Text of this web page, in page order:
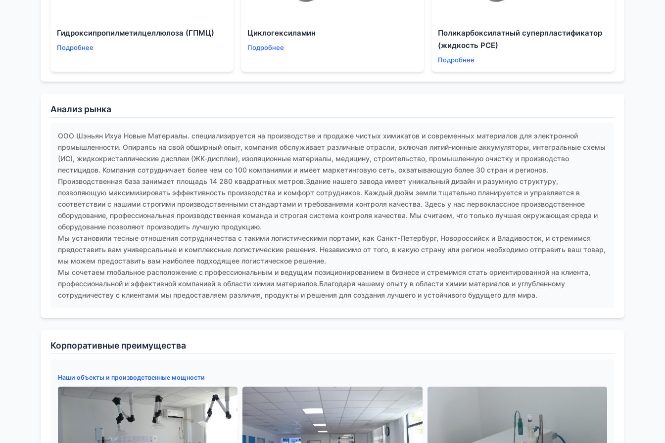
Гидроксипропилметилцеллюлоза (ГПМЦ)
Подробнее
Циклогексиламин
Подробнее
Поликарбоксилатный суперпластификатор
(жидкость PCE)
Подробнее
Анализ рынка
ООО Шэньян Ихуа Новые Материалы. специализируется на производстве и продаже чистых химикатов и современных материалов для электронной
промышленности. Опираясь на свой обширный опыт, компания обслуживает различные отрасли, включая литий-ионные аккумуляторы, интегральные схемы
(ИС), жидкокристаллические дисплеи (ЖК-дисплеи), изоляционные материалы, медицину, строительство, промышленную очистку и производство
пестицидов. Компания сотрудничает более чем со 100 компаниями и имеет маркетинговую сеть, охватывающую более 30 стран и регионов.
Производственная база занимает площадь 14 280 квадратных метров.Здание нашего завода имеет уникальный дизайн и разумную структуру,
позволяющую максимизировать эффективность производства и комфорт сотрудников. Каждый дюйм земли тщательно планируется и управляется в
соответствии с нашими строгими производственными стандартами и требованиями контроля качества. Здесь у нас первоклассное производственное
оборудование, профессиональная производственная команда и строгая система контроля качества. Мы считаем, что только лучшая окружающая среда и
оборудование позволяют производить лучшую продукцию.
Мы установили тесные отношения сотрудничества с такими логистическими портами, как Санкт-Петербург, Новороссийск и Владивосток, и стремимся
предоставить вам универсальные и комплексные логистические решения. Независимо от того, в какую страну или регион необходимо отправить ваш товар,
мы можем предоставить вам наиболее подходящее логистическое решение.
Мы сочетаем глобальное расположение с профессиональным и ведущим позиционированием в бизнесе и стремимся стать ориентированной на клиента,
профессиональной и эффективной компанией в области химии материалов.Благодаря нашему опыту в области химии материалов и углубленному
сотрудничеству с клиентами мы предоставляем различия, продукты и решения для создания лучшего и устойчивого будущего для мира.
Корпоративные преимущества
Наши объекты и производственные мощности